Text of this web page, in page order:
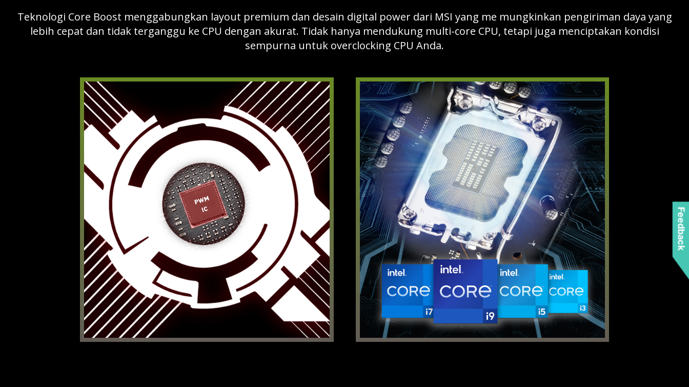
Teknologi Core Boost menggabungkan layout premium dan desain digital power dari MSI yang me mungkinkan pengiriman daya yang
lebih cepat dan tidak terganggu ke CPU dengan akurat. Tidak hanya mendukung multi-core CPU, tetapi juga menciptakan kondisi
sempurna untuk overclocking CPU Anda.
Feedback